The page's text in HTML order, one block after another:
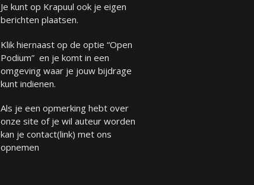
Je kunt op Krapuul ook je eigen
berichten plaatsen.
Klik hiernaast op de optie “Open
Podium” en je komt in een
omgeving waar je jouw bijdrage
kunt indienen.
Als je een opmerking hebt over
onze site of je wil auteur worden
kan je contact(link) met ons
opnemen